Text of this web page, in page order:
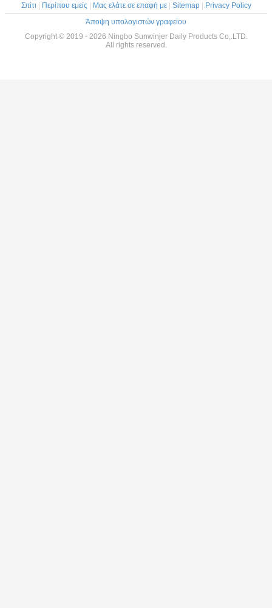
Σπίτι | Περίπου εμείς | Μας ελάτε σε επαφή με| Sitemap| Privacy Policy
Άποψη υπολογιστών γραφείου
Copyright © 2019 - 2026 Ningbo Sunwinjer Daily Products Co,.LTD.
All rights reserved.